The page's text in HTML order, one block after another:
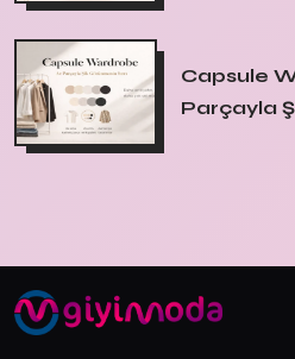
Capsule
Parçayla